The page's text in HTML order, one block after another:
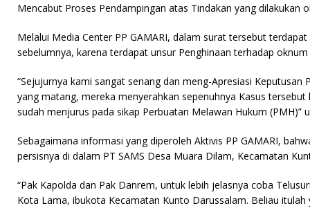
Mencabut Proses Pendampingan atas Tindakan yang dilakukan
Melalui Media Center PP GAMARI, dalam surat tersebut
sebelumnya, karena terdapat unsur Penghinaan terhadap
“Sejujurnya kami sangat senang dan meng-Apresiasi
yang matang, mereka menyerahkan sepenuhnya Kasus
sudah menjurus pada sikap Perbuatan Melawan Hukum (PMH)”
Sebagaimana informasi yang diperoleh Aktivis PP GAMARI,
persisnya di dalam PT SAMS Desa Muara Dilam, Kecamatan
“Pak Kapolda dan Pak Danrem, untuk lebih jelasnya coba
Kota Lama, ibukota Kecamatan Kunto Darussalam. Beliau